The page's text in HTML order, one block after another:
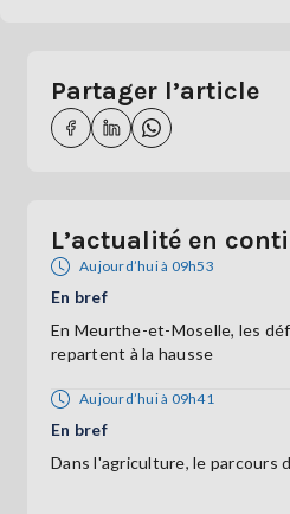
Partager l’article
L’actualité en
Aujourd’hui à 09h53
En bref
En Meurthe-et-Moselle, les
repartent à la hausse
Aujourd’hui à 09h41
En bref
Dans l'agriculture, le parcours